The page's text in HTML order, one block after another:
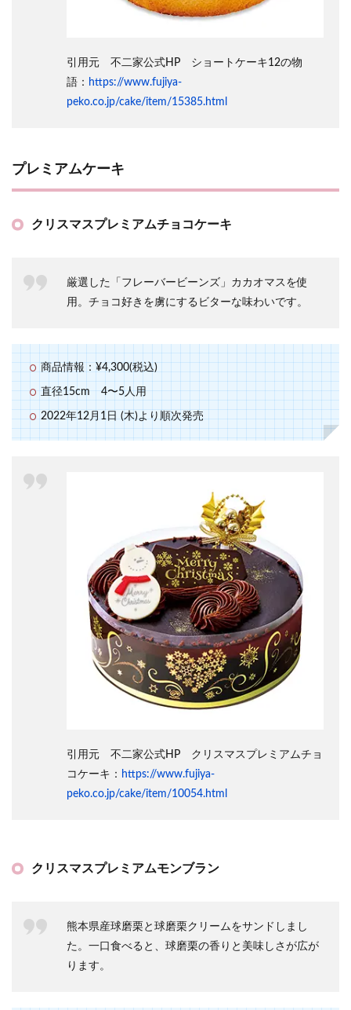
引用元 不二家公式HP ショートケーキ12の物
語： https://www.fujiya-
peko.co.jp/cake/item/15385.html
プレミアムケーキ
クリスマスプレミアムチョコケーキ
厳選した「フレーバービーンズ」カカオマスを使
用。チョコ好きを虜にするビターな味わいです。
商品情報：¥4,300(税込)
直径15cm 4〜5人用
2022年12月1日 (木)より順次発売
引用元 不二家公式HP クリスマスプレミアムチョ
コケーキ： https://www.fujiya-
peko.co.jp/cake/item/10054.html
クリスマスプレミアムモンブラン
熊本県産球磨栗と球磨栗クリームをサンドしまし
た。一口食べると、球磨栗の香りと美味しさが広が
ります。